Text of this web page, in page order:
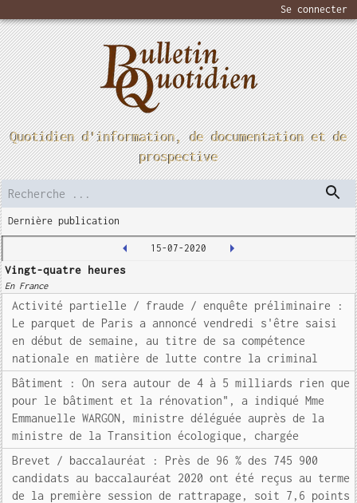
Se connecter
Quotidien d'information, de documentation et de
prospective
Dernière publication
15-07-2020
Vingt-quatre heures
En France
Activité partielle / fraude / enquête préliminaire :
Le parquet de Paris a annoncé vendredi s'être saisi
en début de semaine, au titre de sa compétence
nationale en matière de lutte contre la criminal
Bâtiment : On sera autour de 4 à 5 milliards rien que
pour le bâtiment et la rénovation", a indiqué Mme
Emmanuelle WARGON, ministre déléguée auprès de la
ministre de la Transition écologique, chargée
Brevet / baccalauréat : Près de 96 % des 745 900
candidats au baccalauréat 2020 ont été reçus au terme
de la première session de rattrapage, soit 7,6 points